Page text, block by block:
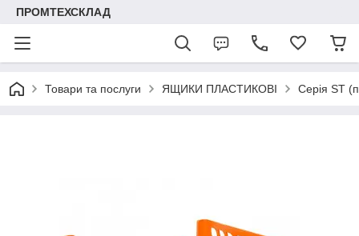
ПРОМТЕХСКЛАД
Товари та послуги ЯЩИКИ ПЛАСТИКОВІ Серія ST